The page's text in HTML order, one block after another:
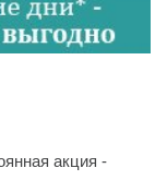
акция -